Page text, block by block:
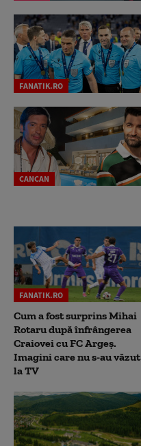
FANATIK.RO
CANCAN
FANATIK.RO
Cum a fost surprins Mihai
Rotaru după înfrângerea
Craiovei cu FC Argeș.
Imagini care nu s-au văzut
la TV